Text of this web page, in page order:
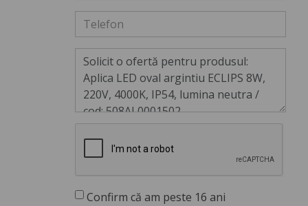
Confirm că am peste 16 ani